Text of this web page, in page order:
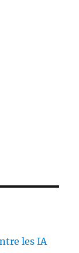
les IA